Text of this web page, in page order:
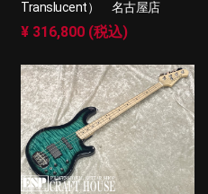
Translucent） 名古屋店
¥ 316,800 (税込)